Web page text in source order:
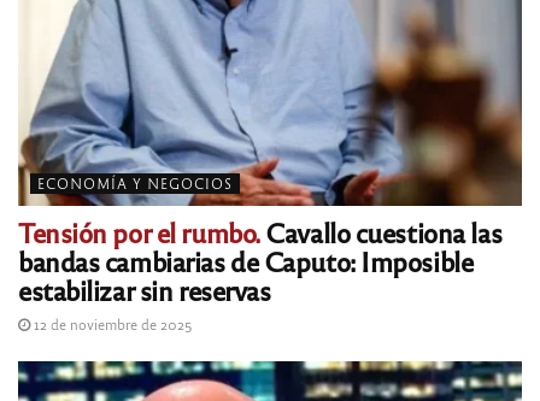
ECONOMÍA Y NEGOCIOS
Tensión por el rumbo.Cavallo cuestiona las
bandas cambiarias de Caputo: Imposible
estabilizar sin reservas
12 de noviembre de 2025